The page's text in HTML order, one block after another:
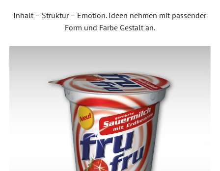
Inhalt – Struktur – Emotion. Ideen nehmen mit passender
Form und Farbe Gestalt an.